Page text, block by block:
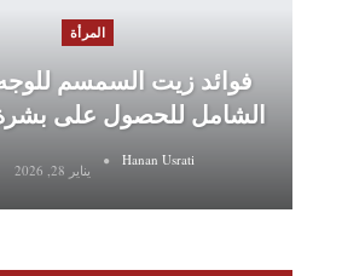
المرأة
فوائد زيت السمسم
الشامل للحصول على
Hanan Usrati
يناير 28, 2026